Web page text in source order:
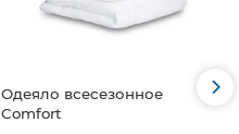
Одеяло всесезонное
Comfort